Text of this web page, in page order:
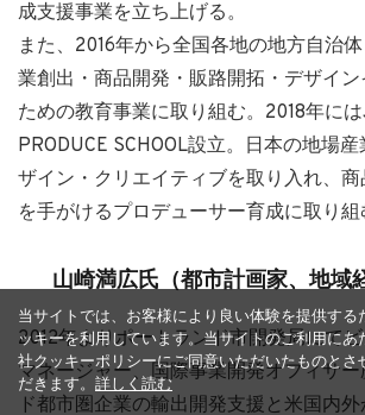
成支援事業を立ち上げる。
また、2016年から全国各地の地方自治
業創出・商品開発・販路開拓・デザイ
ための教育事業に取り組む。2018年に
PRODUCE SCHOOL設立。日本の地場
ザイン・クリエイティブを取り入れ、
を手がけるプロデューサー育成に取り組
山崎満広氏（都市計画家、地域
2012年よりポートランド市開発局にて
マネージャー、国際事業開発オフィサ
ド都市圏企業の輸出開発支援と米国内
当サイトでは、お客様により良い体験を提供する
ッキーを利用しています。当サイトのご利用にあ
社クッキーポリシーにご同意いただいたものとさ
だきます。 詳しく読む